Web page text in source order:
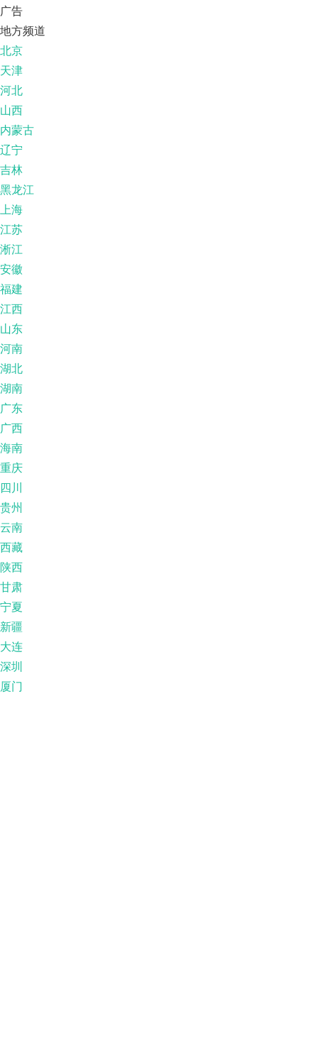
广告
地方频道
北京
天津
河北
山西
内蒙古
辽宁
吉林
黑龙江
上海
江苏
淅江
安徽
福建
江西
山东
河南
湖北
湖南
广东
广西
海南
重庆
四川
贵州
云南
西藏
陕西
甘肃
宁夏
新疆
大连
深圳
厦门